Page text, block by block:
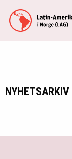
NYHETSARKIV